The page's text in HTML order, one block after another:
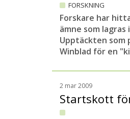
FORSKNING
Forskare har
ämne som
Upptäckten som
Winblad för en
2 mar 2009
Startskott